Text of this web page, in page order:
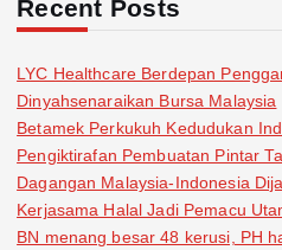
Recent Posts
LYC Healthcare Berdepan
Dinyahsenaraikan Bursa Malaysia
Betamek Perkukuh Kedudukan
Pengiktirafan Pembuatan Pintar
Dagangan Malaysia-Indonesia
Kerjasama Halal Jadi Pemacu
BN menang besar 48 kerusi, PH